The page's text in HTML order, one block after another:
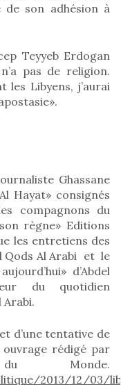
de son adhésion à
Teyyeb Erdogan
pas de religion.
les Libyens, j’aurai
Ghassane
Hayat» consignés
compagnons du
règne» Editions
les entretiens des
Qods Al Arabi et le
d’Abdel
du quotidien
Arabi.
d’une tentative de
rédigé par
Monde.
2013/12/03/